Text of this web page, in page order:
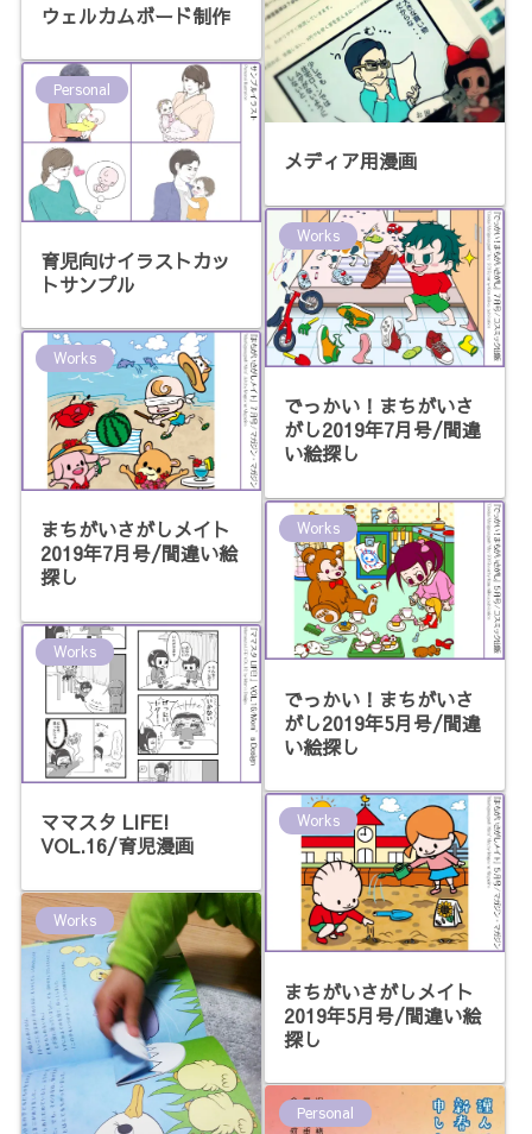
ウェルカムボード制作
メディア用漫画
Personal
育児向けイラストカッ
トサンプル
Works
でっかい！まちがいさ
がし2019年7月号/間違
い絵探し
Works
まちがいさがしメイト
2019年7月号/間違い絵
探し
Works
でっかい！まちがいさ
がし2019年5月号/間違
い絵探し
Works
ママスタ LIFE!
VOL.16/育児漫画
Works
まちがいさがしメイト
2019年5月号/間違い絵
探し
Works
Personal